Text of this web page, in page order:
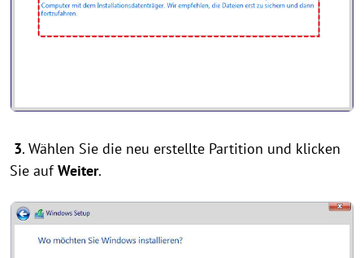
3. Wählen Sie die neu erstellte Partition und klicken
Sie aufWeiter.